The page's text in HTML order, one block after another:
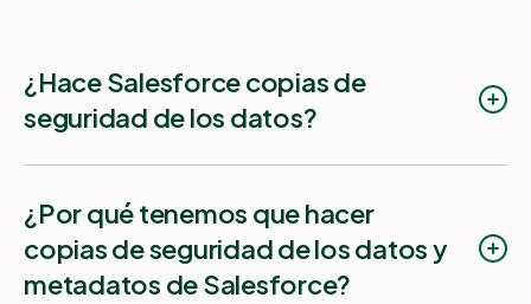
¿Hace Salesforce copias de
seguridad de los datos?
¿Por qué tenemos que hacer
copias de seguridad de los datos y
metadatos de Salesforce?